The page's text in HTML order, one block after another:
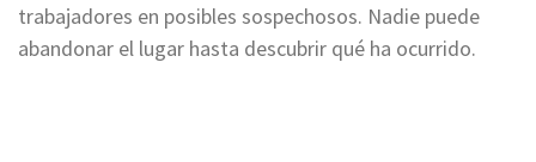
trabajadores en posibles sospechosos. Nadie puede
abandonar el lugar hasta descubrir qué ha ocurrido.